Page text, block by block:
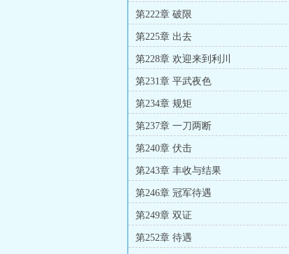
第222章 破限
第225章 出去
第228章 欢迎来到利川
第231章 平武夜色
第234章 规矩
第237章 一刀两断
第240章 伏击
第243章 丰收与结果
第246章 冠军待遇
第249章 双证
第252章 待遇